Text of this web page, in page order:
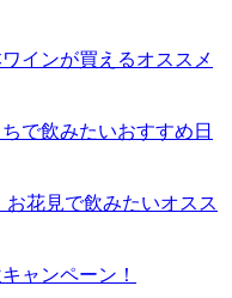
インが買えるオススメ
で飲みたいおすすめ日
花見で飲みたいオスス
ャンペーン！